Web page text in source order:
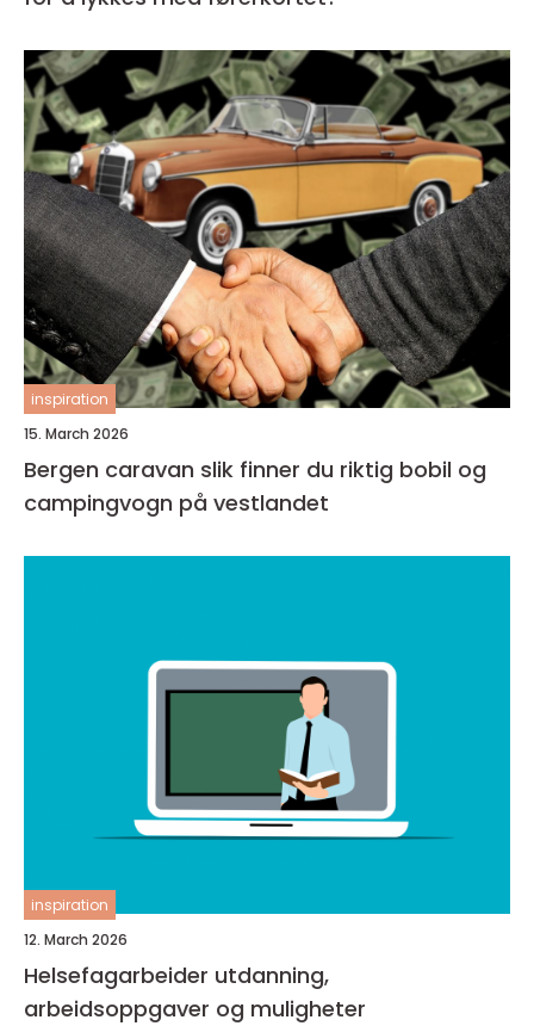
inspiration
15. March 2026
Bergen caravan slik finner du riktig bobil og
campingvogn på vestlandet
inspiration
12. March 2026
Helsefagarbeider utdanning,
arbeidsoppgaver og muligheter